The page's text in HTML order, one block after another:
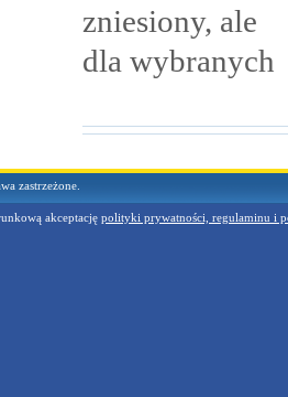
zniesiony, ale
dla wybranych
zastrzeżone.
akceptację polityki prywatności, regulaminu i